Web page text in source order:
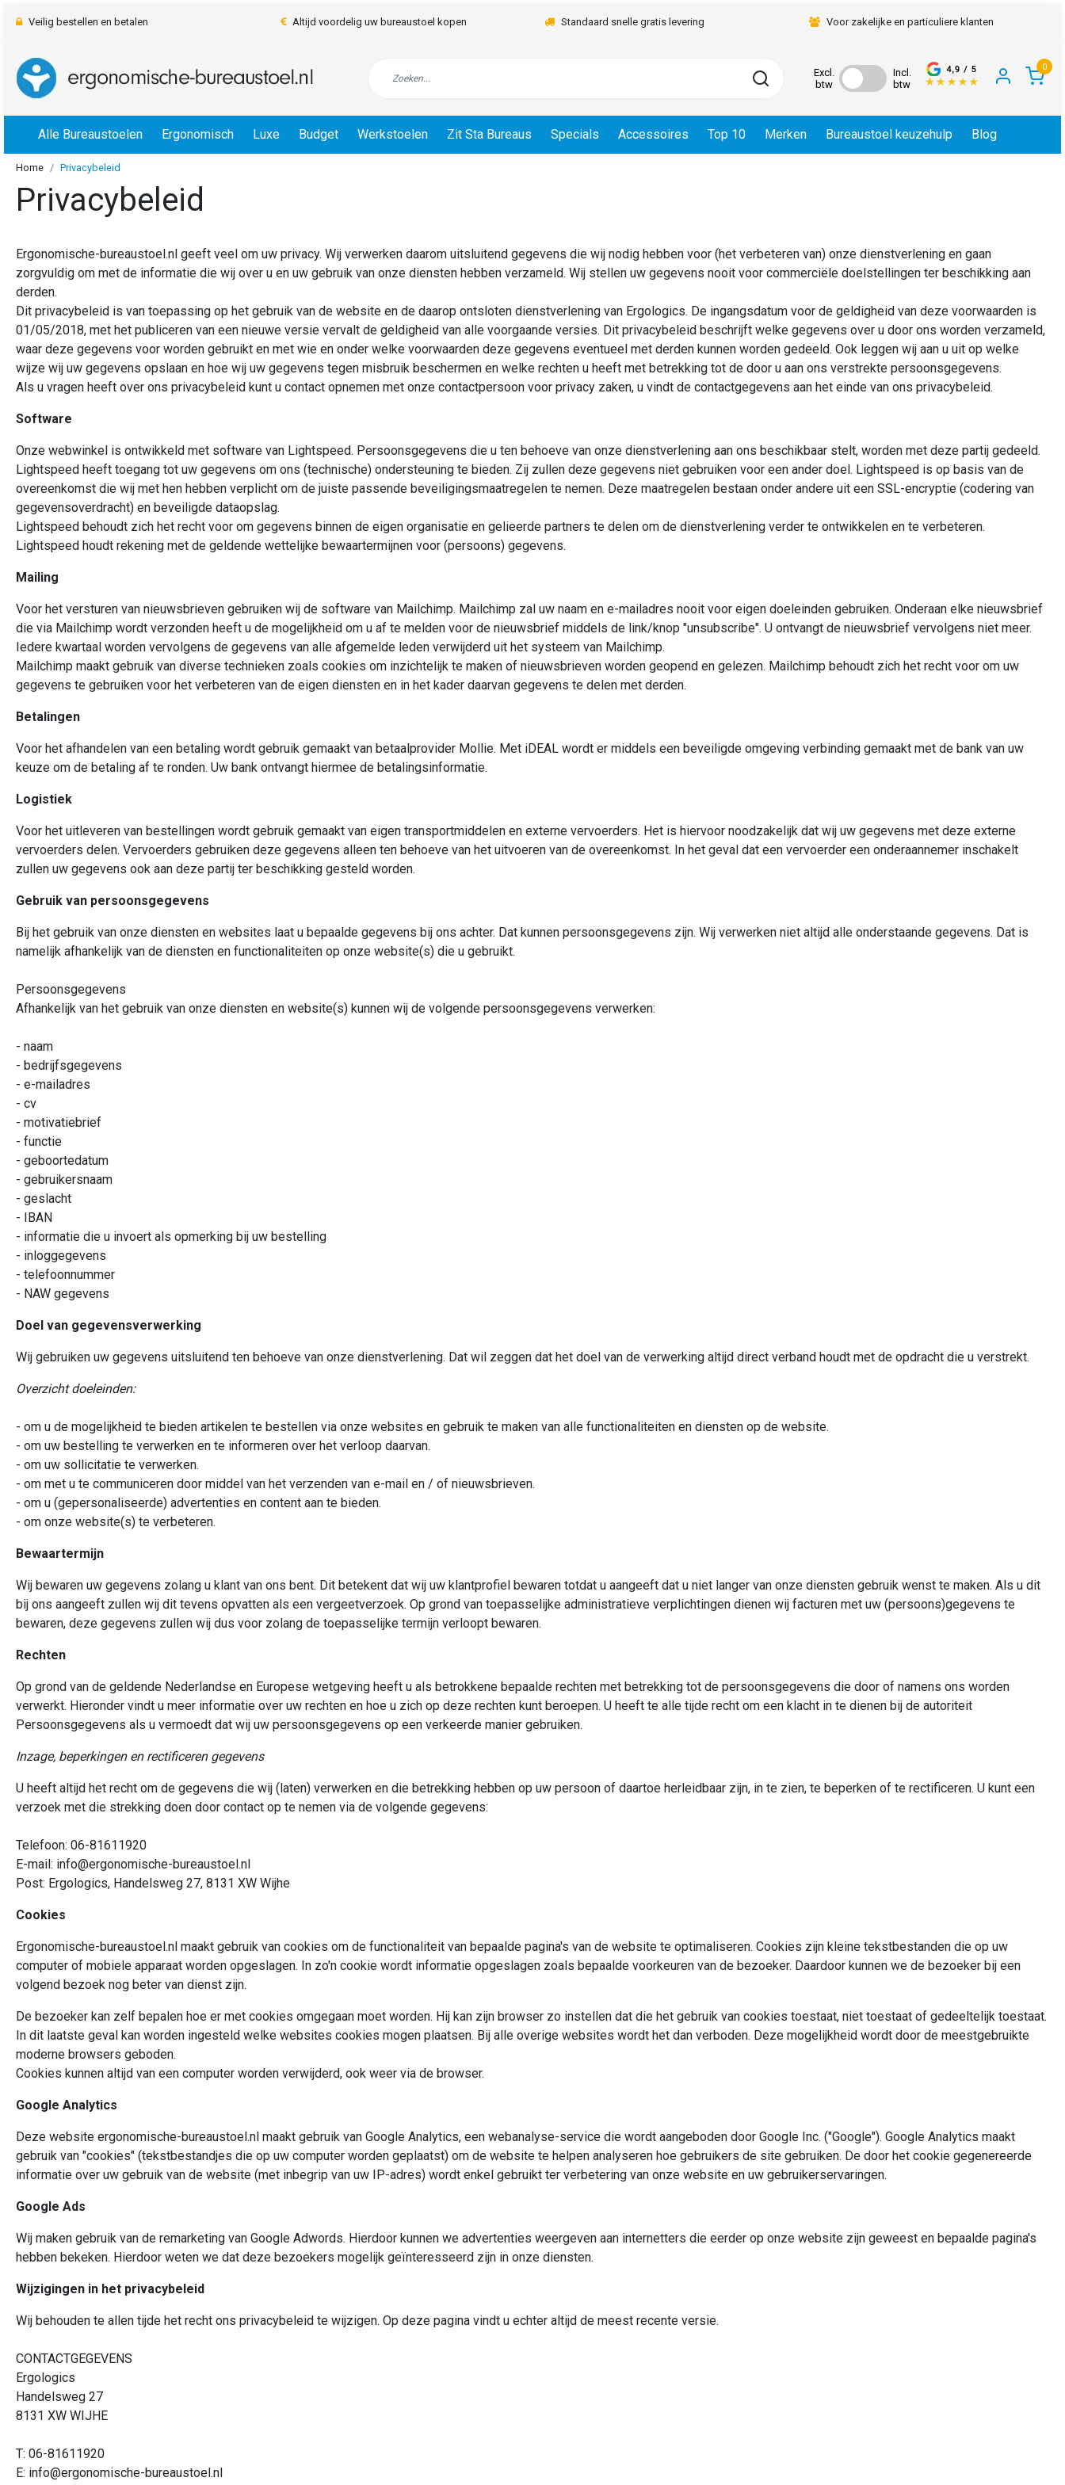
Veilig bestellen en betalen Altijd voordelig uw bureaustoel kopen Standaard snelle gratis levering Voor zakelijke en particuliere klanten
Excl.
btw
Incl.
btw
0
Alle Bureaustoelen Ergonomisch Luxe Budget Werkstoelen Zit Sta Bureaus Specials Accessoires Top 10 Merken Bureaustoel keuzehulp Blog
Home Privacybeleid
Privacybeleid
Ergonomische-bureaustoel.nl geeft veel om uw privacy. Wij verwerken daarom uitsluitend gegevens die wij nodig hebben voor (het verbeteren van) onze dienstverlening en gaan
zorgvuldig om met de informatie die wij over u en uw gebruik van onze diensten hebben verzameld. Wij stellen uw gegevens nooit voor commerciële doelstellingen ter beschikking aan
derden.
Dit privacybeleid is van toepassing op het gebruik van de website en de daarop ontsloten dienstverlening van Ergologics. De ingangsdatum voor de geldigheid van deze voorwaarden is
01/05/2018, met het publiceren van een nieuwe versie vervalt de geldigheid van alle voorgaande versies. Dit privacybeleid beschrijft welke gegevens over u door ons worden verzameld,
waar deze gegevens voor worden gebruikt en met wie en onder welke voorwaarden deze gegevens eventueel met derden kunnen worden gedeeld. Ook leggen wij aan u uit op welke
wijze wij uw gegevens opslaan en hoe wij uw gegevens tegen misbruik beschermen en welke rechten u heeft met betrekking tot de door u aan ons verstrekte persoonsgegevens.
Als u vragen heeft over ons privacybeleid kunt u contact opnemen met onze contactpersoon voor privacy zaken, u vindt de contactgegevens aan het einde van ons privacybeleid.
Software
Onze webwinkel is ontwikkeld met software van Lightspeed. Persoonsgegevens die u ten behoeve van onze dienstverlening aan ons beschikbaar stelt, worden met deze partij gedeeld.
Lightspeed heeft toegang tot uw gegevens om ons (technische) ondersteuning te bieden. Zij zullen deze gegevens niet gebruiken voor een ander doel. Lightspeed is op basis van de
overeenkomst die wij met hen hebben verplicht om de juiste passende beveiligingsmaatregelen te nemen. Deze maatregelen bestaan onder andere uit een SSL-encryptie (codering van
gegevensoverdracht) en beveiligde dataopslag.
Lightspeed behoudt zich het recht voor om gegevens binnen de eigen organisatie en gelieerde partners te delen om de dienstverlening verder te ontwikkelen en te verbeteren.
Lightspeed houdt rekening met de geldende wettelijke bewaartermijnen voor (persoons) gegevens.
Mailing
Voor het versturen van nieuwsbrieven gebruiken wij de software van Mailchimp. Mailchimp zal uw naam en e-mailadres nooit voor eigen doeleinden gebruiken. Onderaan elke nieuwsbrief
die via Mailchimp wordt verzonden heeft u de mogelijkheid om u af te melden voor de nieuwsbrief middels de link/knop "unsubscribe". U ontvangt de nieuwsbrief vervolgens niet meer.
Iedere kwartaal worden vervolgens de gegevens van alle afgemelde leden verwijderd uit het systeem van Mailchimp.
Mailchimp maakt gebruik van diverse technieken zoals cookies om inzichtelijk te maken of nieuwsbrieven worden geopend en gelezen. Mailchimp behoudt zich het recht voor om uw
gegevens te gebruiken voor het verbeteren van de eigen diensten en in het kader daarvan gegevens te delen met derden.
Betalingen
Voor het afhandelen van een betaling wordt gebruik gemaakt van betaalprovider Mollie. Met iDEAL wordt er middels een beveiligde omgeving verbinding gemaakt met de bank van uw
keuze om de betaling af te ronden. Uw bank ontvangt hiermee de betalingsinformatie.
Logistiek
Voor het uitleveren van bestellingen wordt gebruik gemaakt van eigen transportmiddelen en externe vervoerders. Het is hiervoor noodzakelijk dat wij uw gegevens met deze externe
vervoerders delen. Vervoerders gebruiken deze gegevens alleen ten behoeve van het uitvoeren van de overeenkomst. In het geval dat een vervoerder een onderaannemer inschakelt
zullen uw gegevens ook aan deze partij ter beschikking gesteld worden.
Gebruik van persoonsgegevens
Bij het gebruik van onze diensten en websites laat u bepaalde gegevens bij ons achter. Dat kunnen persoonsgegevens zijn. Wij verwerken niet altijd alle onderstaande gegevens. Dat is
namelijk afhankelijk van de diensten en functionaliteiten op onze website(s) die u gebruikt.
Persoonsgegevens
Afhankelijk van het gebruik van onze diensten en website(s) kunnen wij de volgende persoonsgegevens verwerken:
- naam
- bedrijfsgegevens
- e-mailadres
- cv
- motivatiebrief
- functie
- geboortedatum
- gebruikersnaam
- geslacht
- IBAN
- informatie die u invoert als opmerking bij uw bestelling
- inloggegevens
- telefoonnummer
- NAW gegevens
Doel van gegevensverwerking
Wij gebruiken uw gegevens uitsluitend ten behoeve van onze dienstverlening. Dat wil zeggen dat het doel van de verwerking altijd direct verband houdt met de opdracht die u verstrekt.
Overzicht doeleinden:
- om u de mogelijkheid te bieden artikelen te bestellen via onze websites en gebruik te maken van alle functionaliteiten en diensten op de website.
- om uw bestelling te verwerken en te informeren over het verloop daarvan.
- om uw sollicitatie te verwerken.
- om met u te communiceren door middel van het verzenden van e-mail en / of nieuwsbrieven.
- om u (gepersonaliseerde) advertenties en content aan te bieden.
- om onze website(s) te verbeteren.
Bewaartermijn
Wij bewaren uw gegevens zolang u klant van ons bent. Dit betekent dat wij uw klantprofiel bewaren totdat u aangeeft dat u niet langer van onze diensten gebruik wenst te maken. Als u dit
bij ons aangeeft zullen wij dit tevens opvatten als een vergeetverzoek. Op grond van toepasselijke administratieve verplichtingen dienen wij facturen met uw (persoons)gegevens te
bewaren, deze gegevens zullen wij dus voor zolang de toepasselijke termijn verloopt bewaren.
Rechten
Op grond van de geldende Nederlandse en Europese wetgeving heeft u als betrokkene bepaalde rechten met betrekking tot de persoonsgegevens die door of namens ons worden
verwerkt. Hieronder vindt u meer informatie over uw rechten en hoe u zich op deze rechten kunt beroepen. U heeft te alle tijde recht om een klacht in te dienen bij de autoriteit
Persoonsgegevens als u vermoedt dat wij uw persoonsgegevens op een verkeerde manier gebruiken.
Inzage, beperkingen en rectificeren gegevens
U heeft altijd het recht om de gegevens die wij (laten) verwerken en die betrekking hebben op uw persoon of daartoe herleidbaar zijn, in te zien, te beperken of te rectificeren. U kunt een
verzoek met die strekking doen door contact op te nemen via de volgende gegevens:
Telefoon: 06-81611920
E-mail: info@ergonomische-bureaustoel.nl
Post: Ergologics, Handelsweg 27, 8131 XW Wijhe
Cookies
Ergonomische-bureaustoel.nl maakt gebruik van cookies om de functionaliteit van bepaalde pagina's van de website te optimaliseren. Cookies zijn kleine tekstbestanden die op uw
computer of mobiele apparaat worden opgeslagen. In zo'n cookie wordt informatie opgeslagen zoals bepaalde voorkeuren van de bezoeker. Daardoor kunnen we de bezoeker bij een
volgend bezoek nog beter van dienst zijn.
De bezoeker kan zelf bepalen hoe er met cookies omgegaan moet worden. Hij kan zijn browser zo instellen dat die het gebruik van cookies toestaat, niet toestaat of gedeeltelijk toestaat.
In dit laatste geval kan worden ingesteld welke websites cookies mogen plaatsen. Bij alle overige websites wordt het dan verboden. Deze mogelijkheid wordt door de meestgebruikte
moderne browsers geboden.
Cookies kunnen altijd van een computer worden verwijderd, ook weer via de browser.
Google Analytics
Deze website ergonomische-bureaustoel.nl maakt gebruik van Google Analytics, een webanalyse-service die wordt aangeboden door Google Inc. ("Google"). Google Analytics maakt
gebruik van "cookies" (tekstbestandjes die op uw computer worden geplaatst) om de website te helpen analyseren hoe gebruikers de site gebruiken. De door het cookie gegenereerde
informatie over uw gebruik van de website (met inbegrip van uw IP-adres) wordt enkel gebruikt ter verbetering van onze website en uw gebruikerservaringen.
Google Ads
Wij maken gebruik van de remarketing van Google Adwords. Hierdoor kunnen we advertenties weergeven aan internetters die eerder op onze website zijn geweest en bepaalde pagina's
hebben bekeken. Hierdoor weten we dat deze bezoekers mogelijk geïnteresseerd zijn in onze diensten.
Wijzigingen in het privacybeleid
Wij behouden te allen tijde het recht ons privacybeleid te wijzigen. Op deze pagina vindt u echter altijd de meest recente versie.
CONTACTGEGEVENS
Ergologics
Handelsweg 27
8131 XW WIJHE
T: 06-81611920
E: info@ergonomische-bureaustoel.nl